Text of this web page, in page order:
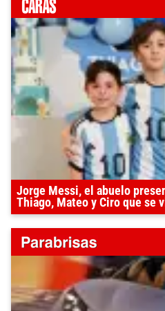
Jorge Messi, el abuelo
Thiago, Mateo y Ciro que se